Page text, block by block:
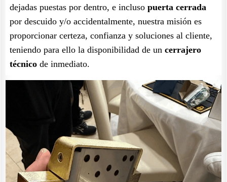
dejadas puestas por dentro, e incluso puerta cerrada
por descuido y/o accidentalmente, nuestra misión es
proporcionar certeza, confianza y soluciones al cliente,
teniendo para ello la disponibilidad de un cerrajero
técnico de inmediato.